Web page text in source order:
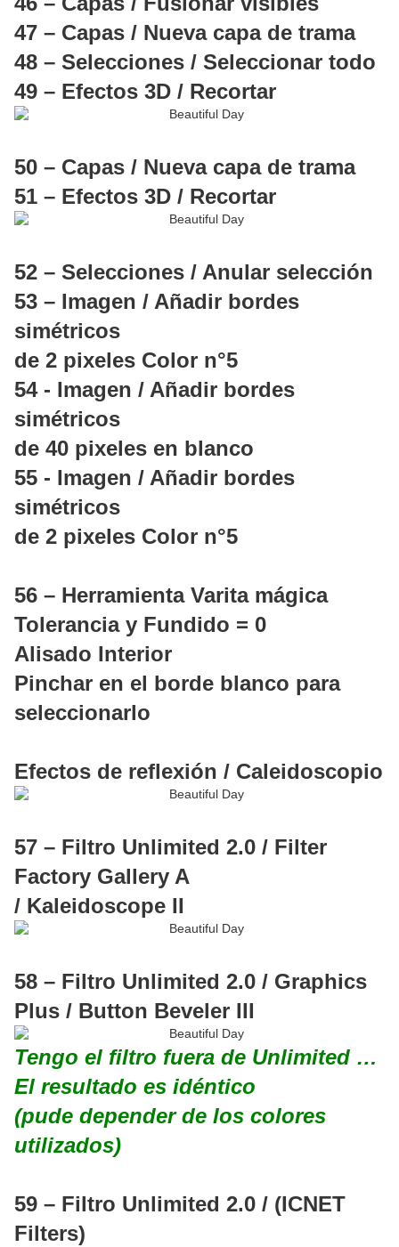
47 – Capas / Nueva capa de trama
48 – Selecciones / Seleccionar todo
49 – Efectos 3D / Recortar
50 – Capas / Nueva capa de trama
51 – Efectos 3D / Recortar
52 – Selecciones / Anular selección
53 – Imagen / Añadir bordes
simétricos
de 2 pixeles Color n°5
54 - Imagen / Añadir bordes
simétricos
de 40 pixeles en blanco
55 - Imagen / Añadir bordes
simétricos
de 2 pixeles Color n°5
56 – Herramienta Varita mágica
Tolerancia y Fundido = 0
Alisado Interior
Pinchar en el borde blanco para
seleccionarlo
Efectos de reflexión / Caleidoscopio
57 – Filtro Unlimited 2.0 / Filter
Factory Gallery A
/ Kaleidoscope II
58 – Filtro Unlimited 2.0 / Graphics
Plus / Button Beveler III
Tengo el filtro fuera de Unlimited …
El resultado es idéntico
(pude depender de los colores
utilizados)
59 – Filtro Unlimited 2.0 / (ICNET
Filters)